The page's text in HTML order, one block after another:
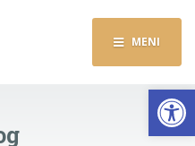
MENI